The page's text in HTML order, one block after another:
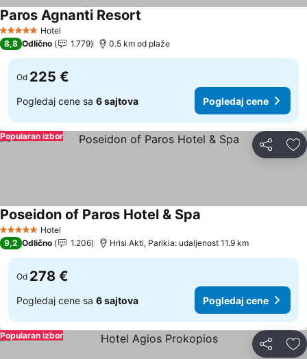
5 ZvezdiceHotel
Paros Agnanti Resort
8,8 Odlično 1.779 0.5 km od plaže
Od 225 €
Pogledaj cene sa 6 sajtova Pogledaj cene
Deli
Popularan izbor
5 ZvezdiceHotel
Poseidon of Paros Hotel & Spa
9,2 Odlično 1.206 Hrisi Akti, Parikia: udaljenost 11.9 km
Od 278 €
Pogledaj cene sa 6 sajtova Pogledaj cene
Deli
Popularan izbor